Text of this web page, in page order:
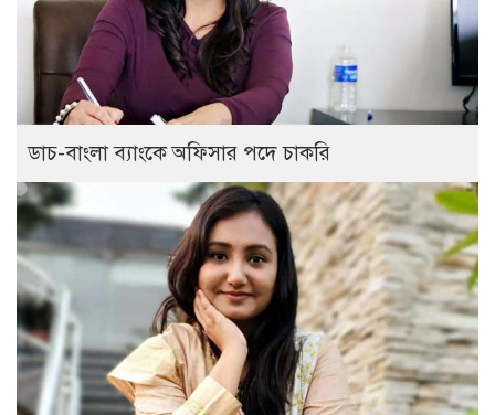
ডাচ-বাংলা ব্যাংকে অফিসার পদে চাকরি